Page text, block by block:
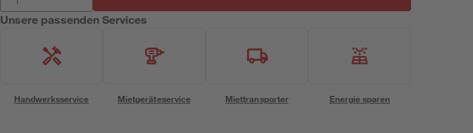
Unsere passenden Services
Handwerksservice Mietgeräteservice Miettransporter Energie sparen